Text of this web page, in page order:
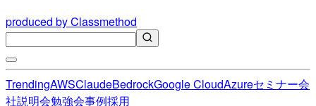
produced by Classmethod
TrendingAWSClaudeBedrockGoogle CloudAzureセミナー会
社説明会勉強会事例採用